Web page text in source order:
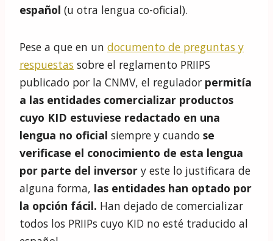
español (u otra lengua co-oficial).
Pese a que en un documento de preguntas y
respuestas sobre el reglamento PRIIPS
publicado por la CNMV, el regulador permitía
a las entidades comercializar productos
cuyo KID estuviese redactado en una
lengua no oficial siempre y cuando se
verificase el conocimiento de esta lengua
por parte del inversor y este lo justificara de
alguna forma, las entidades han optado por
la opción fácil. Han dejado de comercializar
todos los PRIIPs cuyo KID no esté traducido al